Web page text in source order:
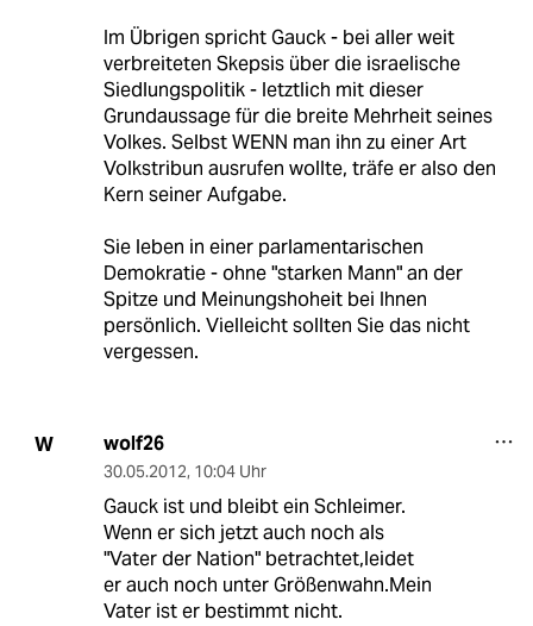
Im Übrigen spricht Gauck - bei aller weit
verbreiteten Skepsis über die israelische
Siedlungspolitik - letztlich mit dieser
Grundaussage für die breite Mehrheit seines
Volkes. Selbst WENN man ihn zu einer Art
Volkstribun ausrufen wollte, träfe er also den
Kern seiner Aufgabe.
Sie leben in einer parlamentarischen
Demokratie - ohne "starken Mann" an der
Spitze und Meinungshoheit bei Ihnen
persönlich. Vielleicht sollten Sie das nicht
vergessen.
W wolf26
30.05.2012, 10:04 Uhr
Gauck ist und bleibt ein Schleimer.
Wenn er sich jetzt auch noch als
"Vater der Nation" betrachtet,leidet
er auch noch unter Größenwahn.Mein
Vater ist er bestimmt nicht.